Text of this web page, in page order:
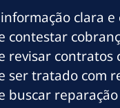
clara
contestar
revisar contratos
ser tratado com
buscar